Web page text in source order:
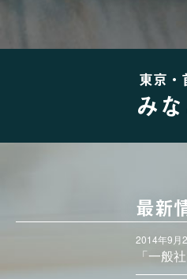
東京・
み
最新
2014年9月
「一般